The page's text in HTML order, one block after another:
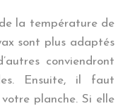
la température de
sont plus adaptés
conviendront
Ensuite, il faut
planche. Si elle